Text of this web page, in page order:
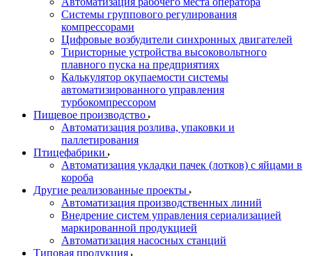
Системы группового регулирования
компрессорами
Цифровые возбудители синхронных двигателей
Тиристорные устройства высоковольтного
плавного пуска на предприятиях
Калькулятор окупаемости системы
автоматизированного управления
турбокомпрессором
Пищевое производство
Автоматизация розлива, упаковки и
паллетирования
Птицефабрики
Автоматизация укладки пачек (лотков) с яйцами в
короба
Другие реализованные проекты
Автоматизация производственных линий
Внедрение систем управления сериализацией
маркированной продукцией
Автоматизация насосных станций
Типовая продукция